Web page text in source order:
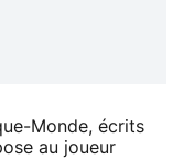
Monde, écrits
au joueur